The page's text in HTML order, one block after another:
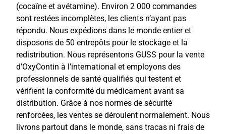
(cocaïne et avétamine). Environ 2 000 commandes
sont restées incomplètes, les clients n’ayant pas
répondu. Nous expédions dans le monde entier et
disposons de 50 entrepôts pour le stockage et la
redistribution. Nous représentons GUSS pour la vente
d’OxyContin à l’international et employons des
professionnels de santé qualifiés qui testent et
vérifient la conformité du médicament avant sa
distribution. Grâce à nos normes de sécurité
renforcées, les ventes se déroulent normalement. Nous
livrons partout dans le monde, sans tracas ni frais de